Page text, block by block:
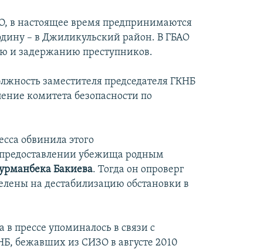
в настоящее время предпринимаются
– в Джиликульский район. В ГБАО
и задержанию преступников.
заместителя председателя ГКНБ
комитета безопасности по
обвинила этого
убежища родным
Бакиева. Тогда он опроверг
на дестабилизацию обстановки в
прессе упоминалось в связи с
бежавших из СИЗО в августе 2010